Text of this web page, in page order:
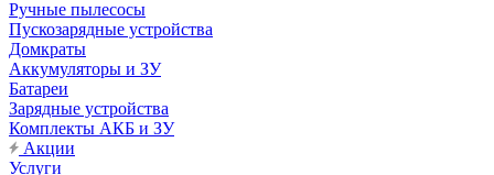
Ручные пылесосы
Пускозарядные устройства
Домкраты
Аккумуляторы и ЗУ
Батареи
Зарядные устройства
Комплекты АКБ и ЗУ
Акции
Услуги